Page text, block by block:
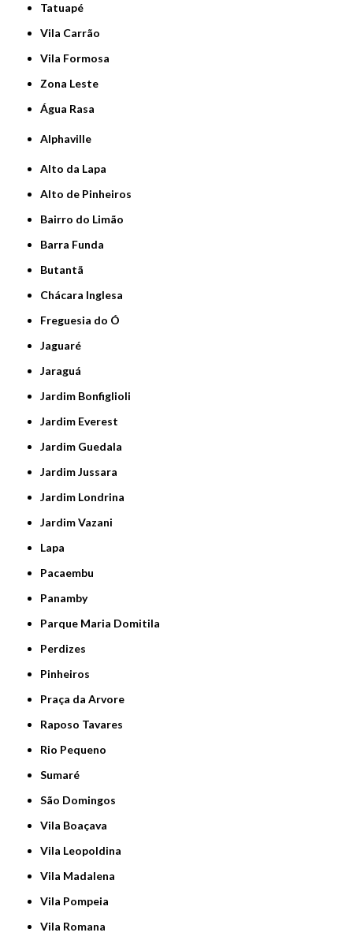
Tatuapé
Vila Carrão
Vila Formosa
Zona Leste
Água Rasa
Alphaville
Alto da Lapa
Alto de Pinheiros
Bairro do Limão
Barra Funda
Butantã
Chácara Inglesa
Freguesia do Ó
Jaguaré
Jaraguá
Jardim Bonfiglioli
Jardim Everest
Jardim Guedala
Jardim Jussara
Jardim Londrina
Jardim Vazani
Lapa
Pacaembu
Panamby
Parque Maria Domitila
Perdizes
Pinheiros
Praça da Arvore
Raposo Tavares
Rio Pequeno
Sumaré
São Domingos
Vila Boaçava
Vila Leopoldina
Vila Madalena
Vila Pompeia
Vila Romana